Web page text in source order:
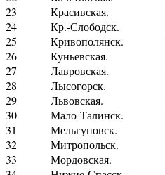
23
Красивская.
24
Кр.-Слободск.
25
Кривополянск.
26
Куньевская.
27
Лавровская.
28
Лысогорск.
29
Львовская.
30
Мало-Талинск.
31
Мельгуновск.
32
Митропольск.
33
Мордовская.